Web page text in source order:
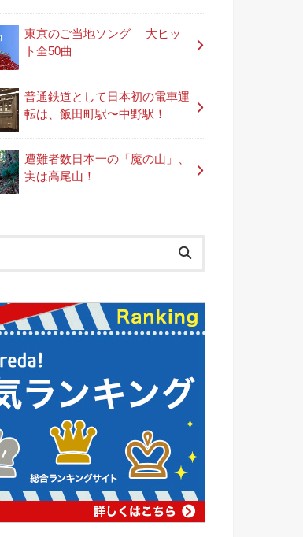
東京のご当地ソング 大ヒッ
ト全50曲
普通鉄道として日本初の電車運
転は、飯田町駅〜中野駅！
遭難者数日本一の「魔の山」、
実は高尾山！